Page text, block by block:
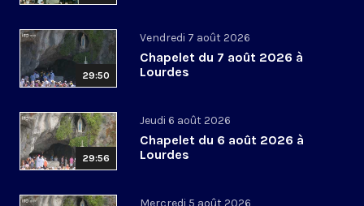
29:50
Vendredi 7 août 2026
Chapelet du 7 août 2026 à
Lourdes
29:56
Jeudi 6 août 2026
Chapelet du 6 août 2026 à
Lourdes
Mercredi 5 août 2026